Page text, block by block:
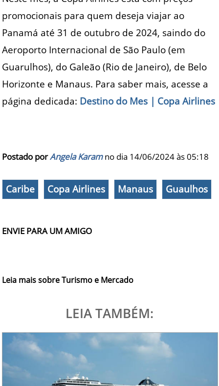
promocionais para quem deseja viajar ao
Panamá até 31 de outubro de 2024, saindo do
Aeroporto Internacional de São Paulo (em
Guarulhos), do Galeão (Rio de Janeiro), de Belo
Horizonte e Manaus. Para saber mais, acesse a
página dedicada: Destino do Mes | Copa Airlines
Postado porAngela Karamno dia 14/06/2024 às05:18
Caribe Copa Airlines Manaus Guaulhos
ENVIE PARA UM AMIGO
Leia mais sobre Turismo e Mercado
LEIA TAMBÉM: